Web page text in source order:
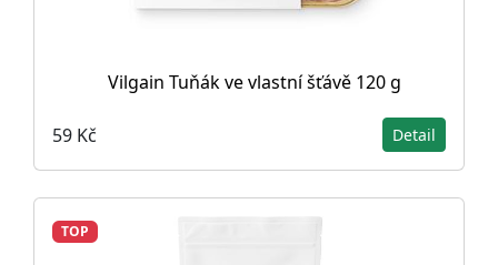
Vilgain Tuňák ve vlastní šťávě 120 g
59 Kč Detail
TOP